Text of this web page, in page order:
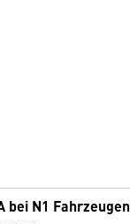
bei N1 Fahrzeugen